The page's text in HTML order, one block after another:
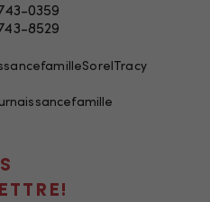
0359
8529